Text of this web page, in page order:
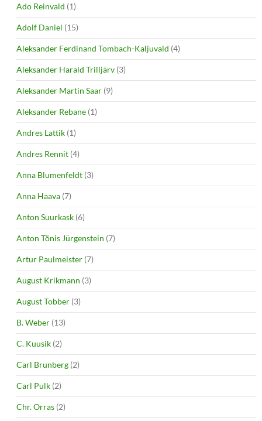
Ado Reinvald (1)
Adolf Daniel (15)
Aleksander Ferdinand Tombach-Kaljuvald (4)
Aleksander Harald Trilljärv (3)
Aleksander Martin Saar (9)
Aleksander Rebane (1)
Andres Lattik (1)
Andres Rennit (4)
Anna Blumenfeldt (3)
Anna Haava (7)
Anton Suurkask (6)
Anton Tõnis Jürgenstein (7)
Artur Paulmeister (7)
August Krikmann (3)
August Tobber (3)
B. Weber (13)
C. Kuusik (2)
Carl Brunberg (2)
Carl Pulk (2)
Chr. Orras (2)